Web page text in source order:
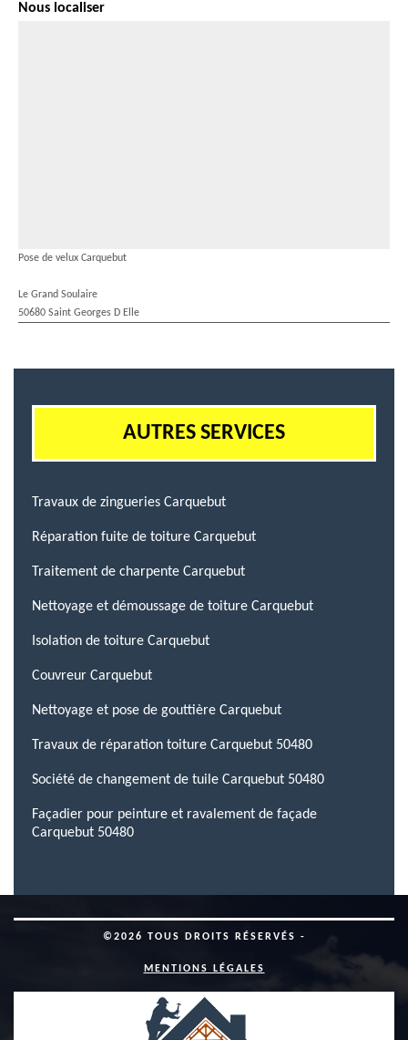
Nous localiser
Pose de velux Carquebut
Le Grand Soulaire
50680 Saint Georges D Elle
AUTRES SERVICES
Travaux de zingueries Carquebut
Réparation fuite de toiture Carquebut
Traitement de charpente Carquebut
Nettoyage et démoussage de toiture Carquebut
Isolation de toiture Carquebut
Couvreur Carquebut
Nettoyage et pose de gouttière Carquebut
Travaux de réparation toiture Carquebut 50480
Société de changement de tuile Carquebut 50480
Façadier pour peinture et ravalement de façade
Carquebut 50480
©2026 TOUS DROITS RÉSERVÉS -
MENTIONS LÉGALES